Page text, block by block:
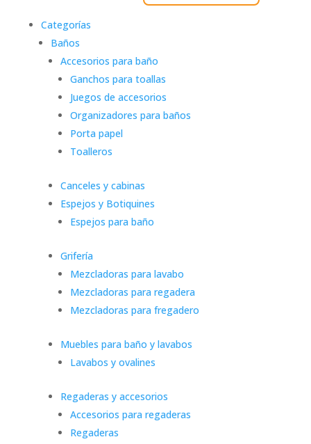
Categorías
Baños
Accesorios para baño
Ganchos para toallas
Juegos de accesorios
Organizadores para baños
Porta papel
Toalleros
Canceles y cabinas
Espejos y Botiquines
Espejos para baño
Grifería
Mezcladoras para lavabo
Mezcladoras para regadera
Mezcladoras para fregadero
Muebles para baño y lavabos
Lavabos y ovalines
Regaderas y accesorios
Accesorios para regaderas
Regaderas